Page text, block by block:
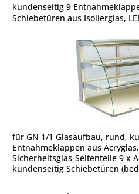
kundenseitig 9
Schiebetüren aus Isolierglas,
für GN 1/1 Glasaufbau, rund,
Entnahmeklappen aus
Sicherheitsglas-Seitenteile 9 x
kundenseitig Schiebetüren